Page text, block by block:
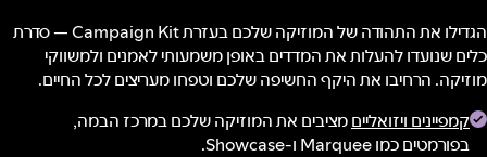
הגדילו את התהודה של המוזיקה שלכם בעזרת Campaign Kit — סדרת
כלים שנועדו להעלות את המדדים באופן משמעותי לאמנים ולמשווקי
מוזיקה. הרחיבו את היקף החשיפה שלכם וטפחו מעריצים לכל החיים.
קמפיינים ויזואלייםמציבים את המוזיקה שלכם במרכז הבמה,
בפורמטים כמו Marquee ו-Showcase.